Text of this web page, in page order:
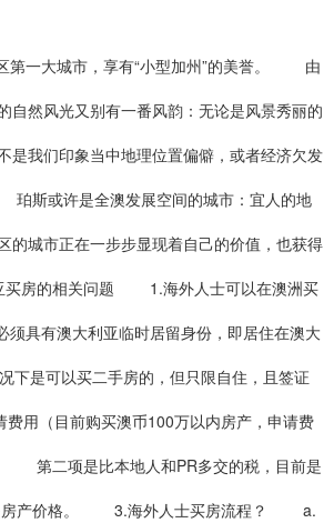
第一大城市，享有“小型加州”的美誉。 由
自然风光又别有一番风韵：无论是风景秀丽的
是我们印象当中地理位置偏僻，或者经济欠发
斯或许是全澳发展空间的城市：宜人的地
的城市正在一步步显现着自己的价值，也获得
买房的相关问题 1.海外人士可以在澳洲买
具有澳大利亚临时居留身份，即居住在澳大
下是可以买二手房的，但只限自住，且签证
（目前购买澳币100万以内房产，申请费
第二项是比本地人和PR多交的税，目前是
房产价格。 3.海外人士买房流程？ a.